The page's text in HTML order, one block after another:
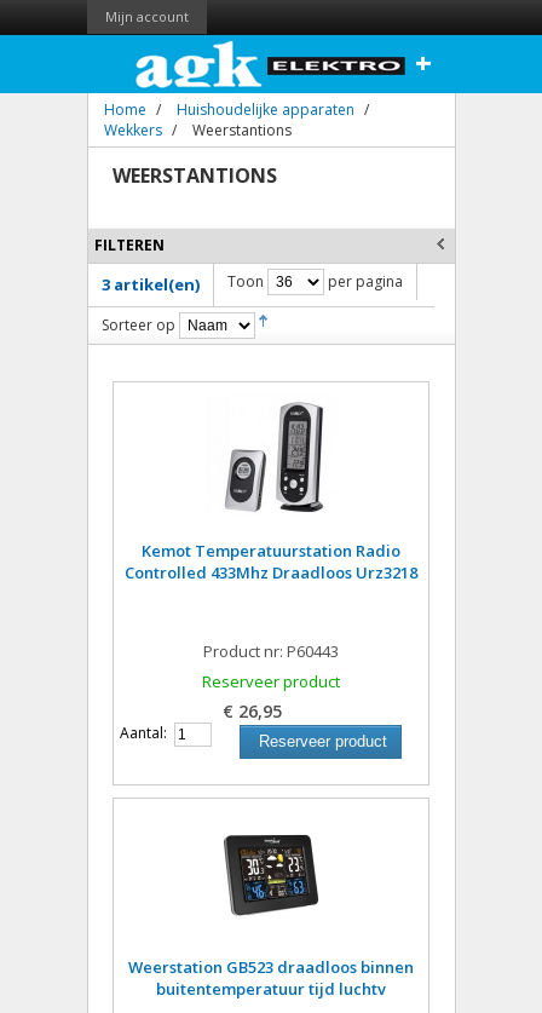
Mijn account
+
Home / Huishoudelijke apparaten /
Wekkers / Weerstantions
WEERSTANTIONS
FILTEREN
3 artikel(en) Toon per pagina
Sorteer op
Kemot Temperatuurstation Radio
Controlled 433Mhz Draadloos Urz3218
Product nr: P60443
Reserveer product
€ 26,95
Aantal: Reserveer product
Weerstation GB523 draadloos binnen
buitentemperatuur tijd luchtv